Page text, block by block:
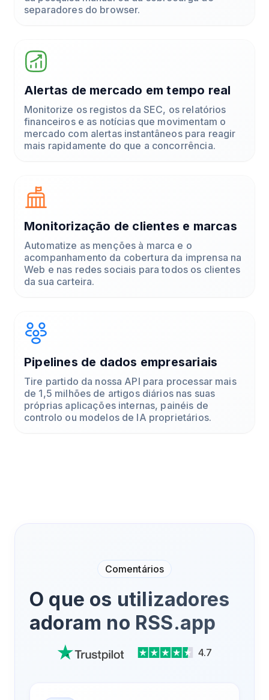
separadores do browser.
Alertas de mercado em tempo real
Monitorize os registos da SEC, os relatórios
financeiros e as notícias que movimentam o
mercado com alertas instantâneos para reagir
mais rapidamente do que a concorrência.
Monitorização de clientes e marcas
Automatize as menções à marca e o
acompanhamento da cobertura da imprensa na
Web e nas redes sociais para todos os clientes
da sua carteira.
Pipelines de dados empresariais
Tire partido da nossa API para processar mais
de 1,5 milhões de artigos diários nas suas
próprias aplicações internas, painéis de
controlo ou modelos de IA proprietários.
Comentários
O que os utilizadores
adoram no RSS.app
4.7